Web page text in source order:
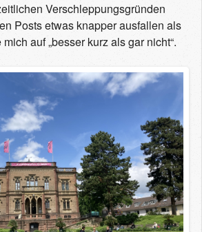
Verschleppungsgründen
Posts etwas knapper ausfallen als
auf „besser kurz als gar nicht“.